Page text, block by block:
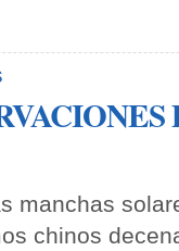
manchas
chinos